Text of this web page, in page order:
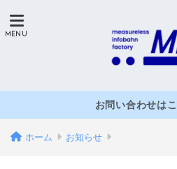
お問い合わせは
ホーム お知らせ